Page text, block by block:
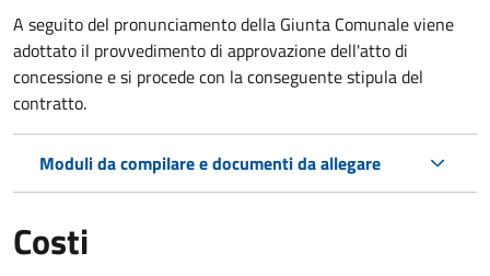
A seguito del pronunciamento della Giunta Comunale viene
adottato il provvedimento di approvazione dell'atto di
concessione e si procede con la conseguente stipula del
contratto.
Moduli da compilare e documenti da allegare
Costi